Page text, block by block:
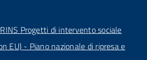
Progetti di intervento sociale
EU) - Piano nazionale di ripresa e